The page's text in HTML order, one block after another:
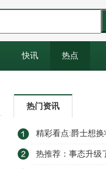
快讯 热点
热门资讯
精彩看点:爵士想
要什么回报
热推荐：事态升级